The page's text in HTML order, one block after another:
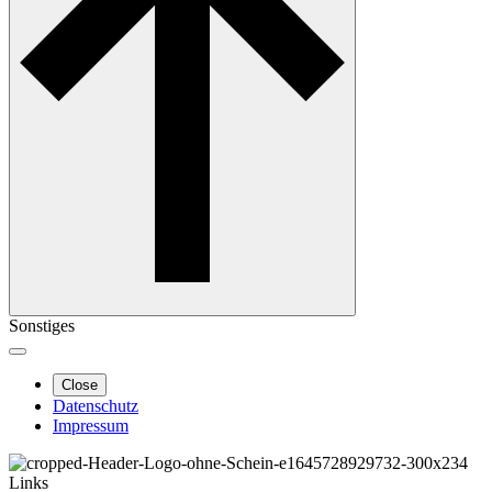
Sonstiges
Close
Datenschutz
Impressum
Links